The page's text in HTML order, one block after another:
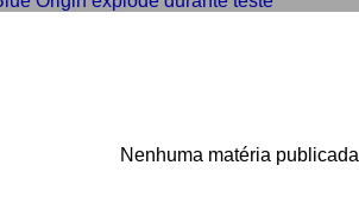
Nenhuma matéria publicada